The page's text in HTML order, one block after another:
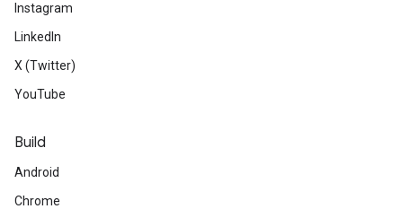
Instagram
LinkedIn
X (Twitter)
YouTube
Build
Android
Chrome